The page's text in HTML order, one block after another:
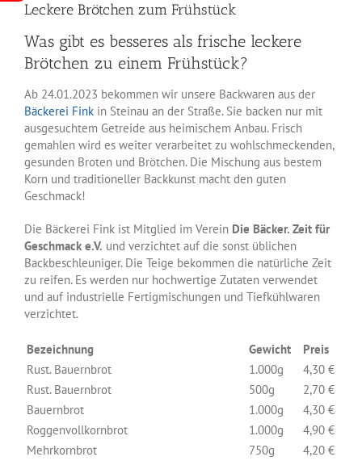
Leckere Brötchen zum Frühstück
Was gibt es besseres als frische leckere
Brötchen zu einem Frühstück?
Ab 24.01.2023 bekommen wir unsere Backwaren aus der
Bäckerei Finkin Steinau an der Straße. Sie backen nur mit
ausgesuchtem Getreide aus heimischem Anbau. Frisch
gemahlen wird es weiter verarbeitet zu wohlschmeckenden,
gesunden Broten und Brötchen. Die Mischung aus bestem
Korn und traditioneller Backkunst macht den guten
Geschmack!
Die Bäckerei Fink ist Mitglied im Verein Die Bäcker. Zeit für
Geschmack e.V. und verzichtet auf die sonst üblichen
Backbeschleuniger. Die Teige bekommen die natürliche Zeit
zu reifen. Es werden nur hochwertige Zutaten verwendet
und auf industrielle Fertigmischungen und Tiefkühlwaren
verzichtet.
Bezeichnung Gewicht
Preis
Rust. Bauernbrot
1.000g
4,30 €
Rust. Bauernbrot
500g
2,70 €
Bauernbrot
1.000g
4,30 €
Roggenvollkornbrot
1.000g
4,90 €
Mehrkornbrot
750g
4,20 €